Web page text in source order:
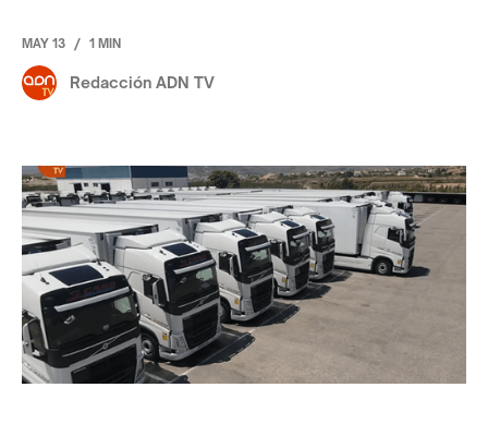
MAY 13 / 1 MIN
Redacción ADN TV